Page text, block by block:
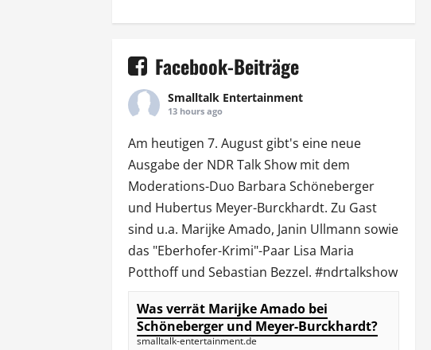
Facebook-Beiträge
Smalltalk Entertainment
13 hours ago
Am heutigen 7. August gibt's eine neue
Ausgabe der NDR Talk Showmit dem
Moderations-Duo Barbara Schöneberger
und Hubertus Meyer-Burckhardt. Zu Gast
sind u.a. Marijke Amado, Janin Ullmann sowie
das "Eberhofer-Krimi"-Paar Lisa Maria
Potthoff und Sebastian Bezzel. #ndrtalkshow
Was verrät Marijke Amado bei
Schöneberger und Meyer-Burckhardt?
smalltalk-entertainment.de